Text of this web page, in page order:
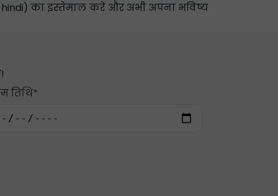
का इस्तेमाल करें और अभी अपना भविष्य
तिथि*